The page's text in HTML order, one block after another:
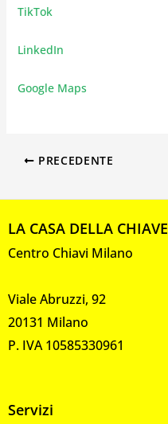
TikTok
LinkedIn
Google Maps
PRECEDENTE
LA CASA DELLA CHIAVE
Centro Chiavi Milano
Viale Abruzzi, 92
20131 Milano
P. IVA 10585330961
Servizi